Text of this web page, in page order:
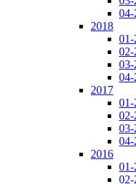
04-
2018
01-
02-
03-
04-
2017
01-
02-
03-
04-
2016
01-
02-